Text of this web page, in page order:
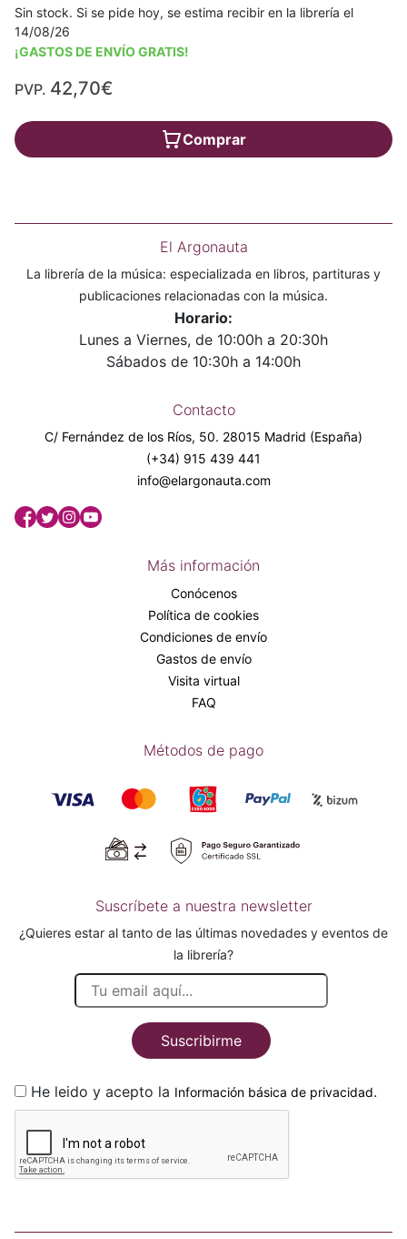
Sin stock. Si se pide hoy, se estima recibir en la librería el
14/08/26
¡GASTOS DE ENVÍO GRATIS!
PVP. 42,70€
Comprar
El Argonauta
La librería de la música: especializada en libros, partituras y
publicaciones relacionadas con la música.
Horario:
Lunes a Viernes, de 10:00h a 20:30h
Sábados de 10:30h a 14:00h
Contacto
C/ Fernández de los Ríos, 50. 28015 Madrid (España)
(+34) 915 439 441
info@elargonauta.com
Más información
Conócenos
Política de cookies
Condiciones de envío
Gastos de envío
Visita virtual
FAQ
Métodos de pago
Suscríbete a nuestra newsletter
¿Quieres estar al tanto de las últimas novedades y eventos de
la librería?
Suscribirme
He leido y acepto la Información básica de privacidad.